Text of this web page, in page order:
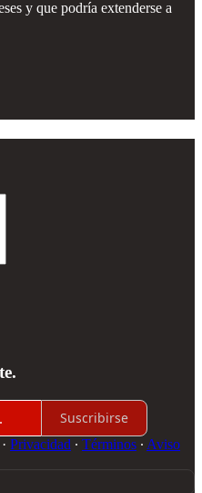
y que podría extenderse a
Suscribirse
· Privacidad ∙ Términos ∙ Aviso